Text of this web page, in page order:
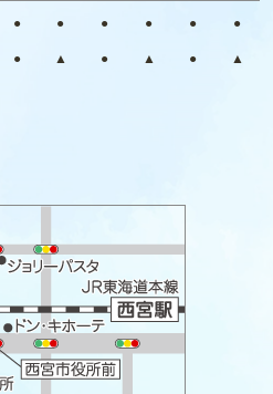
● ● ● ● ● ●
● ▲ ● ▲ ● ▲